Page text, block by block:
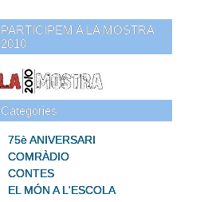
PARTICIPEM A LA MOSTRA
2010
Categories
75è ANIVERSARI
COMRÀDIO
CONTES
EL MÓN A L'ESCOLA